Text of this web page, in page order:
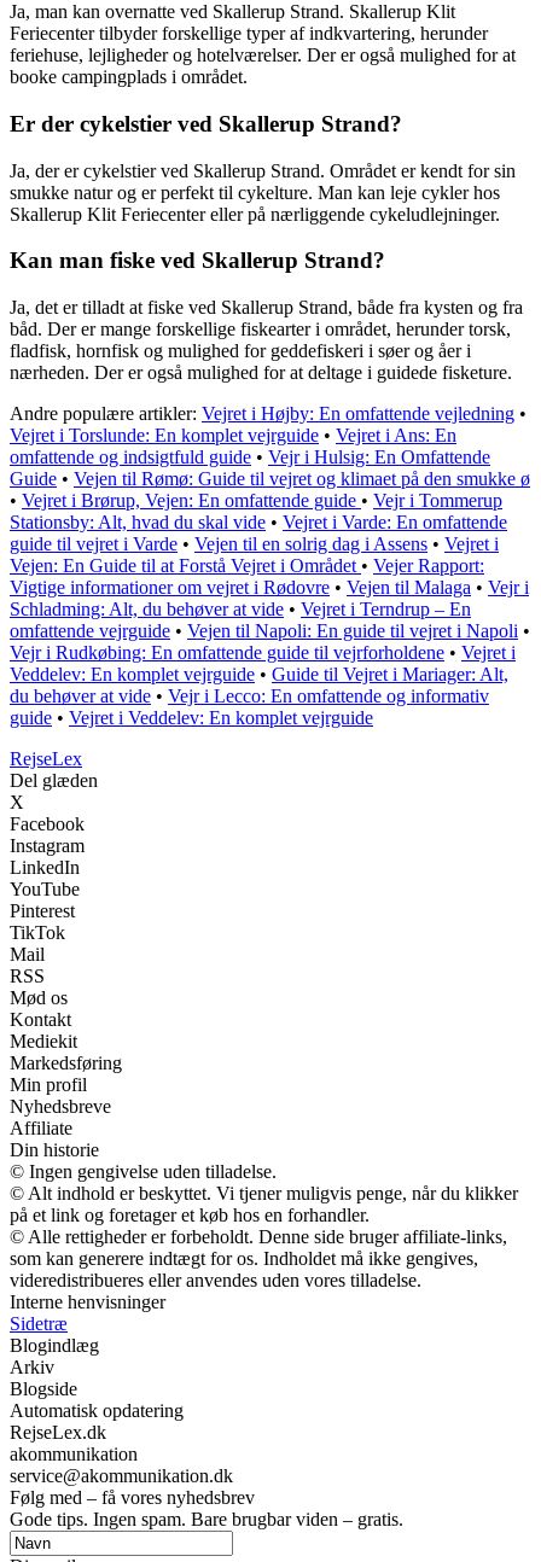
Ja, man kan overnatte ved Skallerup Strand. Skallerup Klit
Feriecenter tilbyder forskellige typer af indkvartering, herunder
feriehuse, lejligheder og hotelværelser. Der er også mulighed for at
booke campingplads i området.
Er der cykelstier ved Skallerup Strand?
Ja, der er cykelstier ved Skallerup Strand. Området er kendt for sin
smukke natur og er perfekt til cykelture. Man kan leje cykler hos
Skallerup Klit Feriecenter eller på nærliggende cykeludlejninger.
Kan man fiske ved Skallerup Strand?
Ja, det er tilladt at fiske ved Skallerup Strand, både fra kysten og fra
båd. Der er mange forskellige fiskearter i området, herunder torsk,
fladfisk, hornfisk og mulighed for geddefiskeri i søer og åer i
nærheden. Der er også mulighed for at deltage i guidede fisketure.
Andre populære artikler: Vejret i Højby: En omfattende vejledning •
Vejret i Torslunde: En komplet vejrguide • Vejret i Ans: En
omfattende og indsigtfuld guide • Vejr i Hulsig: En Omfattende
Guide • Vejen til Rømø: Guide til vejret og klimaet på den smukke ø
• Vejret i Brørup, Vejen: En omfattende guide • Vejr i Tommerup
Stationsby: Alt, hvad du skal vide • Vejret i Varde: En omfattende
guide til vejret i Varde • Vejen til en solrig dag i Assens • Vejret i
Vejen: En Guide til at Forstå Vejret i Området • Vejer Rapport:
Vigtige informationer om vejret i Rødovre • Vejen til Malaga • Vejr i
Schladming: Alt, du behøver at vide • Vejret i Terndrup – En
omfattende vejrguide • Vejen til Napoli: En guide til vejret i Napoli •
Vejr i Rudkøbing: En omfattende guide til vejrforholdene • Vejret i
Veddelev: En komplet vejrguide • Guide til Vejret i Mariager: Alt,
du behøver at vide • Vejr i Lecco: En omfattende og informativ
guide • Vejret i Veddelev: En komplet vejrguide
RejseLex
Del glæden
X
Facebook
Instagram
LinkedIn
YouTube
Pinterest
TikTok
Mail
RSS
Mød os
Kontakt
Mediekit
Markedsføring
Min profil
Nyhedsbreve
Affiliate
Din historie
© Ingen gengivelse uden tilladelse.
© Alt indhold er beskyttet. Vi tjener muligvis penge, når du klikker
på et link og foretager et køb hos en forhandler.
© Alle rettigheder er forbeholdt. Denne side bruger affiliate-links,
som kan generere indtægt for os. Indholdet må ikke gengives,
videredistribueres eller anvendes uden vores tilladelse.
Interne henvisninger
Sidetræ
Blogindlæg
Arkiv
Blogside
Automatisk opdatering
RejseLex.dk
akommunikation
service@akommunikation.dk
Følg med – få vores nyhedsbrev
Gode tips. Ingen spam. Bare brugbar viden – gratis.